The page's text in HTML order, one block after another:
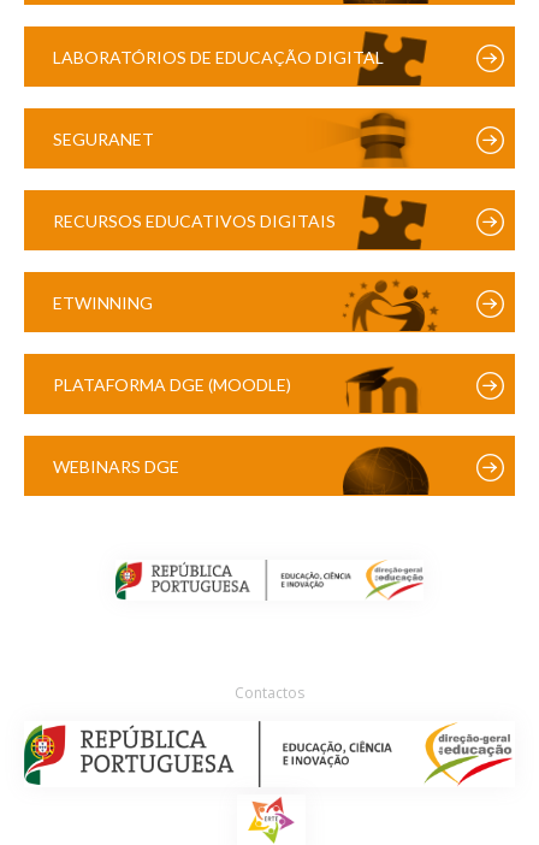
LABORATÓRIOS DE EDUCAÇÃO DIGITAL
SEGURANET
RECURSOS EDUCATIVOS DIGITAIS
ETWINNING
PLATAFORMA DGE (MOODLE)
WEBINARS DGE
Contactos